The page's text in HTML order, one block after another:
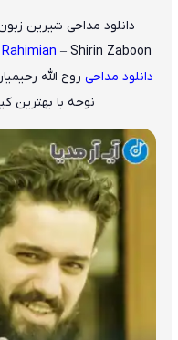
دانلود مداحی شیرین زبون
– Shirin Zaboon
دانلود مداحی روح الله
نوحه با بهترین